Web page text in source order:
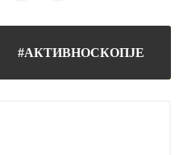
#АКТИВНОСКОПЈЕ